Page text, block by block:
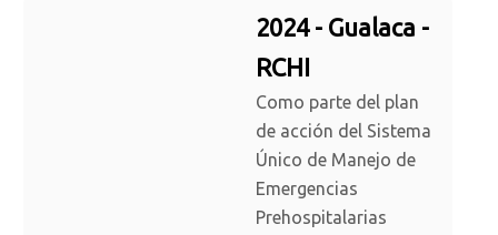
2024 - Gualaca -
RCHI
Como parte del plan
de acción del Sistema
Único de Manejo de
Emergencias
Prehospitalarias